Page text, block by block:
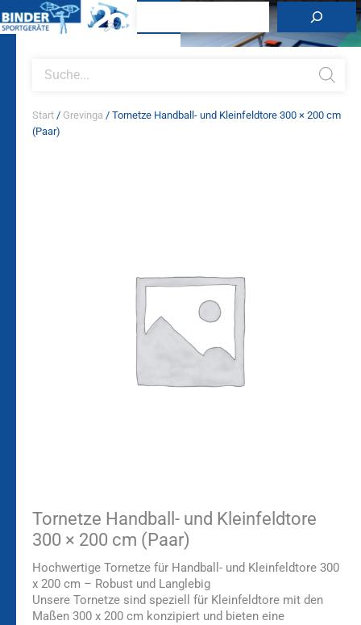
Inhalt
search
Start / Grevinga / Tornetze Handball- und Kleinfeldtore 300 × 200 cm
(Paar)
Tornetze Handball- und Kleinfeldtore
300 × 200 cm (Paar)
Hochwertige Tornetze für Handball- und Kleinfeldtore 300
x 200 cm – Robust und Langlebig
Unsere Tornetze sind speziell für Kleinfeldtore mit den
Maßen 300 x 200 cm konzipiert und bieten eine